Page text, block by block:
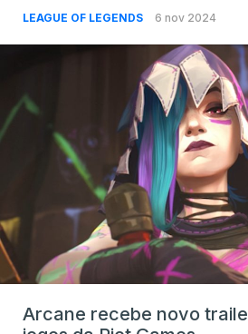
LEAGUE OF LEGENDS 6 nov 2024
Arcane recebe novo